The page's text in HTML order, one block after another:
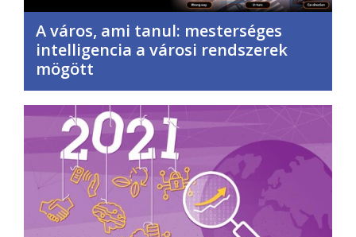
A város, ami tanul: mesterséges
intelligencia a városi rendszerek
mögött